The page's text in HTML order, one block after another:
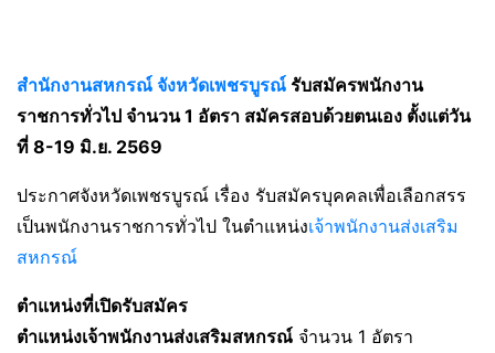
สำนักงานสหกรณ์ จังหวัดเพชรบูรณ์ รับสมัครพนักงาน
ราชการทั่วไป จำนวน 1 อัตรา สมัครสอบด้วยตนเอง ตั้งแต่วัน
ที่ 8-19 มิ.ย. 2569
ประกาศจังหวัดเพชรบูรณ์ เรื่อง รับสมัครบุคคลเพื่อเลือกสรร
เป็นพนักงานราชการทั่วไป ในตำแหน่งเจ้าพนักงานส่งเสริม
สหกรณ์
ตำแหน่งที่เปิดรับสมัคร
ตำแหน่งเจ้าพนักงานส่งเสริมสหกรณ์ จำนวน 1 อัตรา